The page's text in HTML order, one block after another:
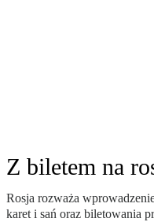
Z biletem na
Rosja rozważa
karet i sań oraz biletowania